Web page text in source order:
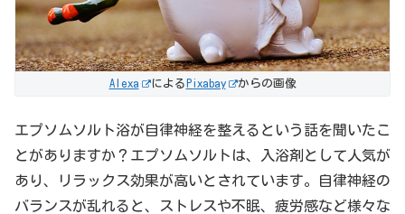
Alexa による Pixabay からの画像
エプソムソルト浴が自律神経を整えるという話を聞いたこ
とがありますか？エプソムソルトは、入浴剤として人気が
あり、リラックス効果が高いとされています。自律神経の
バランスが乱れると、ストレスや不眠、疲労感など様々な